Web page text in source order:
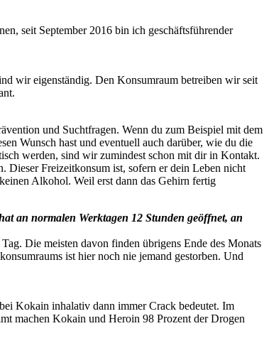
seit September 2016 bin ich geschäftsführender
wir eigenständig. Den Konsumraum betreiben wir seit
und Suchtfragen. Wenn du zum Beispiel mit dem
Wunsch hast und eventuell auch darüber, wie du die
werden, sind wir zumindest schon mit dir in Kontakt.
Dieser Freizeitkonsum ist, sofern er dein Leben nicht
Alkohol. Weil erst dann das Gehirn fertig
an normalen Werktagen 12 Stunden geöffnet, an
Die meisten davon finden übrigens Ende des Monats
ist hier noch nie jemand gestorben. Und
Kokain inhalativ dann immer Crack bedeutet. Im
machen Kokain und Heroin 98 Prozent der Drogen